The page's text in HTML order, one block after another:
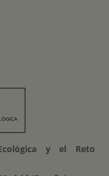
y el Reto